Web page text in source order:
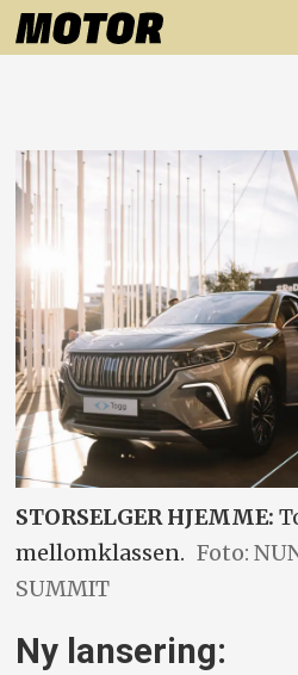
STORSELGER HJEMME:
mellomklassen. Foto:
SUMMIT
Ny lansering: